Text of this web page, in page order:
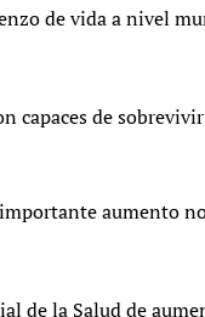
de vida a nivel
capaces de
aumento
de la Salud de